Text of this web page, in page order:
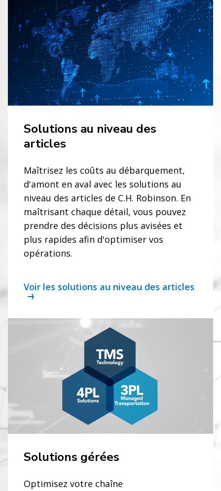
Solutions au niveau des
articles
Maîtrisez les coûts au débarquement,
d'amont en aval avec les solutions au
niveau des articles de C.H. Robinson. En
maîtrisant chaque détail, vous pouvez
prendre des décisions plus avisées et
plus rapides afin d'optimiser vos
opérations.
Voir les solutions au niveau des articles
Solutions gérées
Optimisez votre chaîne